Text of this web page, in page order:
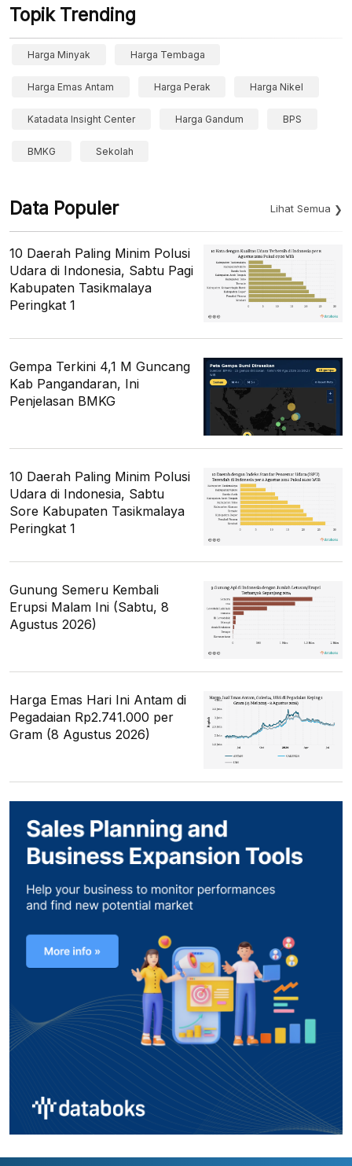
Topik Trending
Harga Minyak Harga Tembaga
Harga Emas Antam Harga Perak Harga Nikel
Katadata Insight Center Harga Gandum BPS
BMKG Sekolah
Data Populer Lihat Semua
10 Daerah Paling Minim Polusi
Udara di Indonesia, Sabtu Pagi
Kabupaten Tasikmalaya
Peringkat 1
Gempa Terkini 4,1 M Guncang
Kab Pangandaran, Ini
Penjelasan BMKG
10 Daerah Paling Minim Polusi
Udara di Indonesia, Sabtu
Sore Kabupaten Tasikmalaya
Peringkat 1
Gunung Semeru Kembali
Erupsi Malam Ini (Sabtu, 8
Agustus 2026)
Harga Emas Hari Ini Antam di
Pegadaian Rp2.741.000 per
Gram (8 Agustus 2026)